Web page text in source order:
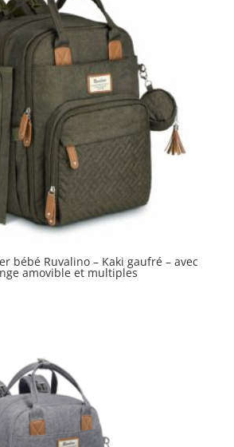
bébé Ruvalino – Kaki gaufré – avec
amovible et multiples